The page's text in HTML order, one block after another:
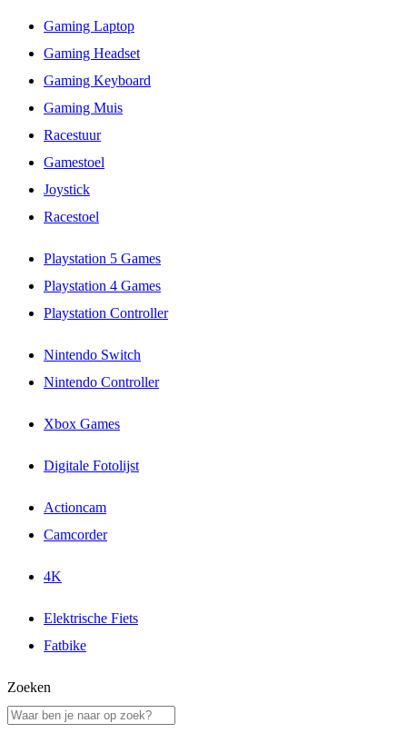
Gaming Laptop
Gaming Headset
Gaming Keyboard
Gaming Muis
Racestuur
Gamestoel
Joystick
Racestoel
Playstation 5 Games
Playstation 4 Games
Playstation Controller
Nintendo Switch
Nintendo Controller
Xbox Games
Digitale Fotolijst
Actioncam
Camcorder
4K
Elektrische Fiets
Fatbike
Zoeken